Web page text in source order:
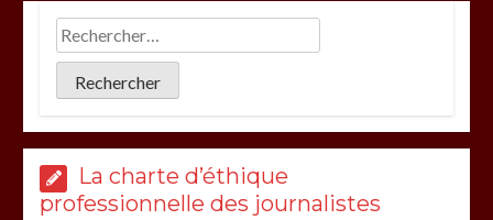
La charte d’éthique
professionnelle des journalistes